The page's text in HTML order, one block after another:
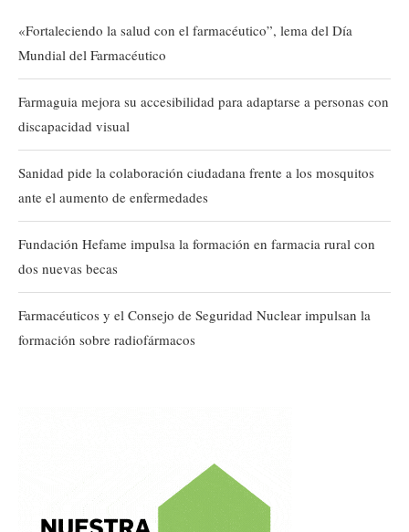
«Fortaleciendo la salud con el farmacéutico”, lema del Día
Mundial del Farmacéutico
Farmaguia mejora su accesibilidad para adaptarse a personas con
discapacidad visual
Sanidad pide la colaboración ciudadana frente a los mosquitos
ante el aumento de enfermedades
Fundación Hefame impulsa la formación en farmacia rural con
dos nuevas becas
Farmacéuticos y el Consejo de Seguridad Nuclear impulsan la
formación sobre radiofármacos